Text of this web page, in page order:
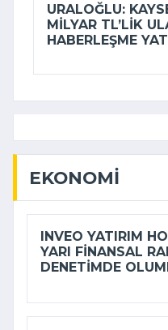
URALOĞLU:
MILYAR TL’LIK
HABERLEŞME
EKONOMI
INVEO YATIRIM
YARI FINANSAL
DENETIMDE